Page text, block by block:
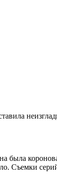
была
Съемки